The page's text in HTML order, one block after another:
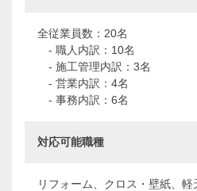
全従業員数：20名
- 職人内訳：10名
- 施工管理内訳：3名
- 営業内訳：4名
- 事務内訳：6名
対応可能職種
リフォーム、クロス・壁紙、